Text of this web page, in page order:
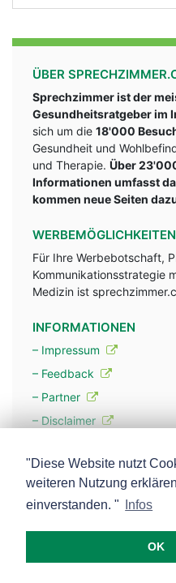
ÜBER
Sprechzimmer ist der
Gesundheitsratgeber im
sich um die 18'000
Gesundheit und
und Therapie. Über
Informationen umfasst
kommen neue Seiten
Für Ihre Werbebotschaft,
Kommunikationsstrategie
Medizin ist
INFORMATIONEN
– Impressum
– Feedback
– Partner
– Disclaimer
– Werbung
– Mehr über unsere
"Diese Website nutzt
weiteren Nutzung
einverstanden. "
Infos
OK